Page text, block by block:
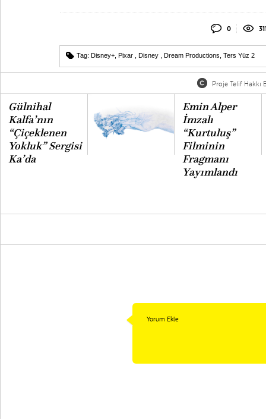
0
Tag: Disney+ Pixar Disney Dream Productions Ters Yüz 2
Proje Telif Hakkı
Gülnihal
Kalfa’nın
“Çiçeklenen
Yokluk” Sergisi
Ka’da
Emin Alper
İmzalı
“Kurtuluş”
Filminin
Fragmanı
Yayımlandı